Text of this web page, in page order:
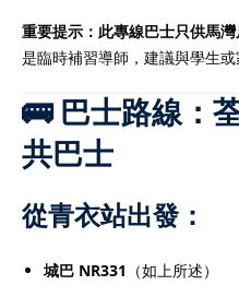
重要提示：此專線巴士只供馬
是臨時補習導師，建議與學生
🚌 巴士路線：
共巴士
從青衣站出發：
城巴 NR331 （如上所述）